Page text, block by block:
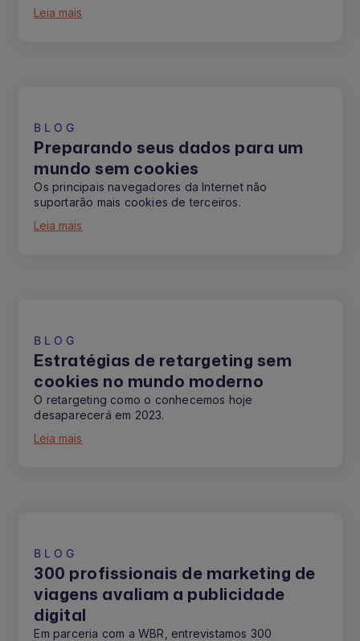
Leia mais
BLOG
Preparando seus dados para um
mundo sem cookies
Os principais navegadores da Internet não
suportarão mais cookies de terceiros.
Leia mais
BLOG
Estratégias de retargeting sem
cookies no mundo moderno
O retargeting como o conhecemos hoje
desaparecerá em 2023.
Leia mais
BLOG
300 profissionais de marketing de
viagens avaliam a publicidade
digital
Em parceria com a WBR, entrevistamos 300